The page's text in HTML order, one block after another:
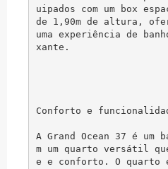
uipados com um box
de 1,90m de altura,
uma experiência de
xante.
Conforto e
A Grand Ocean 37 é um
m um quarto versátil
e e conforto. O quarto